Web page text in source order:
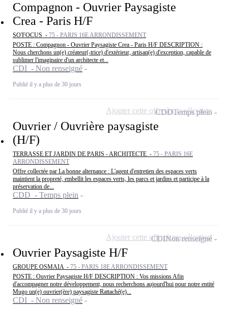
Compagnon - Ouvrier Paysagiste
Crea - Paris H/F
SO'FOCUS - 75 - PARIS 16E ARRONDISSEMENT
POSTE : Compagnon - Ouvrier Paysagiste Crea - Paris H/F DESCRIPTION :
Nous cherchons un(e) créateur(-trice) d'extérieur, artisan(e) d'exception, capable de
sublimer l'imaginaire d'un architecte et...
CDI - Non renseigné
Publié il y a plus de 30 jours
Ouvrier / Ouvrière paysagiste
(H/F)
TERRASSE ET JARDIN DE PARIS - ARCHITECTE - 75 - PARIS 16E
ARRONDISSEMENT
Offre collectée par La bonne alternance : L'agent d'entretien des espaces verts
maintient la propreté, embellit les espaces verts, les parcs et jardins et participe à la
préservation de...
CDD - Temps plein
Publié il y a plus de 30 jours
CDDTemps plein
Ajouter cette offre à ma sélection
Ouvrier Paysagiste H/F
GROUPE OSMAIA - 75 - PARIS 18E ARRONDISSEMENT
POSTE : Ouvrier Paysagiste H/F DESCRIPTION : Vos missions Afin
d'accompagner notre développement, nous recherchons aujourd'hui pour notre entité
Mugo un(e) ouvrier(ère) paysagiste Rattaché(e)...
CDI - Non renseigné
CDINon renseigné
Ajouter cette offre à ma sélection